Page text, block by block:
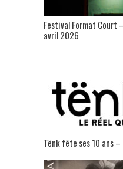
Festival Format Court
avril 2026
Tënk fête ses 10 ans